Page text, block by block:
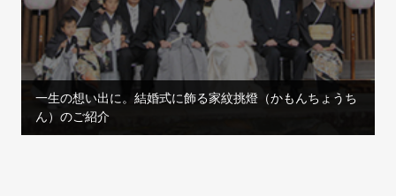
一生の想い出に。結婚式に飾る家紋挑燈（かもんちょうち
ん）のご紹介